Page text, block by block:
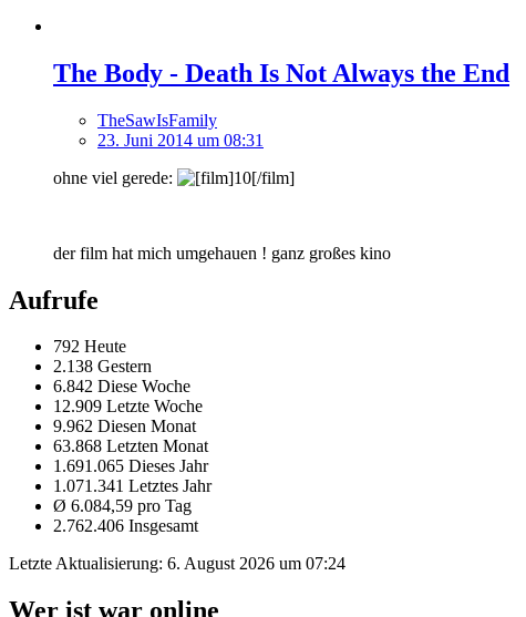
The Body - Death Is Not Always the End
TheSawIsFamily
23. Juni 2014 um 08:31
ohne viel gerede:
der film hat mich umgehauen ! ganz großes kino
Aufrufe
792 Heute
2.138 Gestern
6.842 Diese Woche
12.909 Letzte Woche
9.962 Diesen Monat
63.868 Letzten Monat
1.691.065 Dieses Jahr
1.071.341 Letztes Jahr
Ø 6.084,59 pro Tag
2.762.406 Insgesamt
Letzte Aktualisierung: 6. August 2026 um 07:24
Wer ist war online